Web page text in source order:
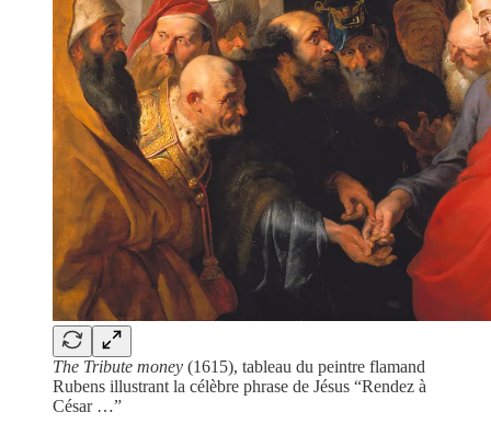
The Tribute money (1615), tableau du peintre flamand
Rubens illustrant la célèbre phrase de Jésus “Rendez à
César …”